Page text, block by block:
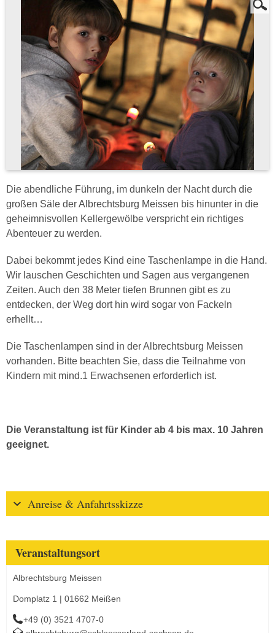
Die abendliche Führung, im dunkeln der Nacht durch die
großen Säle der Albrechtsburg Meissen bis hinunter in die
geheimnisvollen Kellergewölbe verspricht ein richtiges
Abenteuer zu werden.
Dabei bekommt jedes Kind eine Taschenlampe in die Hand.
Wir lauschen Geschichten und Sagen aus vergangenen
Zeiten. Auch den 38 Meter tiefen Brunnen gibt es zu
entdecken, der Weg dort hin wird sogar von Fackeln
erhellt…
Die Taschenlampen sind in der Albrechtsburg Meissen
vorhanden. Bitte beachten Sie, dass die Teilnahme von
Kindern mit mind.1 Erwachsenen erforderlich ist.
Die Veranstaltung ist für Kinder ab 4 bis max. 10 Jahren
geeignet.
Anreise & Anfahrtsskizze
Veranstaltungsort
Albrechtsburg Meissen
Domplatz 1 | 01662 Meißen
+49 (0) 3521 4707-0